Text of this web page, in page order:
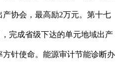
协会，最高励2万元。第十七
完成省级下达的单元地域出产
针使命。能源审计节能诊断办